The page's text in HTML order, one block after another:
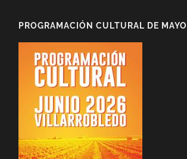
PROGRAMACIÓN CULTURAL DE MAYO